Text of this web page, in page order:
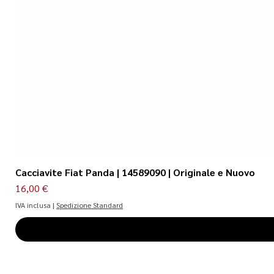
Cacciavite Fiat Panda | 14589090 | Originale e Nuovo
Prezzo
16,00 €
IVA inclusa | Spedizione Standard